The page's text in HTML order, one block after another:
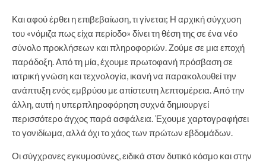
Και αφού έρθει η επιβεβαίωση, τι γίνεται; Η αρχική σύγχυση
του «νόμιζα πως είχα περίοδο» δίνει τη θέση της σε ένα νέο
σύνολο προκλήσεων και πληροφοριών. Ζούμε σε μια εποχή
παράδοξη. Από τη μία, έχουμε πρωτοφανή πρόσβαση σε
ιατρική γνώση και τεχνολογία, ικανή να παρακολουθεί την
ανάπτυξη ενός εμβρύου με απίστευτη λεπτομέρεια. Από την
άλλη, αυτή η υπερπληροφόρηση συχνά δημιουργεί
περισσότερο άγχος παρά ασφάλεια. Έχουμε χαρτογραφήσει
το γονιδίωμα, αλλά όχι το χάος των πρώτων εβδομάδων.
Οι σύγχρονες εγκυμοσύνες, ειδικά στον δυτικό κόσμο και στην